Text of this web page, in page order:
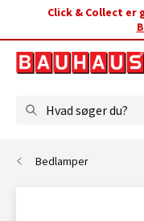
Click & Collect er
Hvad søger du?
Bedlamper